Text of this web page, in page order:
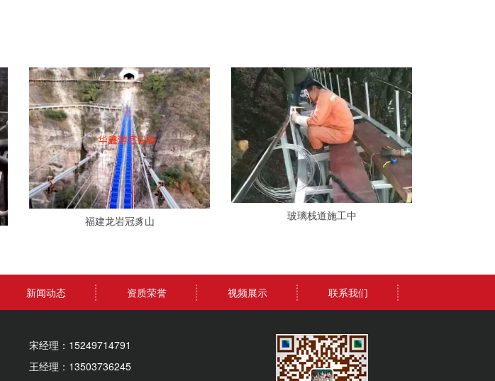
福建龙岩冠豸山 玻璃栈道施工中
新闻动态 资质荣誉 视频展示 联系我们
宋经理：15249714791
王经理：13503736245